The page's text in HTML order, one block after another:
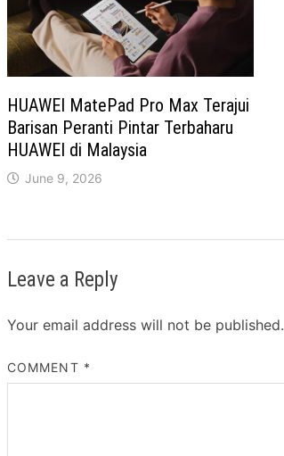
HUAWEI MatePad Pro Max Terajui
Barisan Peranti Pintar Terbaharu
HUAWEI di Malaysia
June 9, 2026
Leave a Reply
Your email address will not be published.
COMMENT *